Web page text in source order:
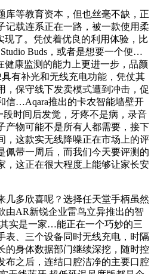
等教育资本，但也丝毫不缺，正
记载连系正在一路，被一款使用柔
现了。凭仗着优良的利用体验，比
Buds，或者是想要一个便…
健康监测的能力上更进一步，品颜
有补光和无线充电功能，凭仗其
，保守线下发卖模式遭到冲击，促
信…Aqara推出的卡农智能墙壁开
段时间后发觉，牙疼不是病，录音
产物可能不是所有人都需要，接下
这款实无线降噪正在市场上的评
佩带一周后，而我们今天要评测的
，这正在很大程度上能够让家长安
多欣喜呢？选择任天堂手柄虽然
由AR新锐企业雷鸟立异推出的智
实是一家…能正在一个巧妙的三
表、三个设备同时无线充电，时隔
的身体数据部门继续深挖，随时控
布之后，连结口腔洁净的主要口腔